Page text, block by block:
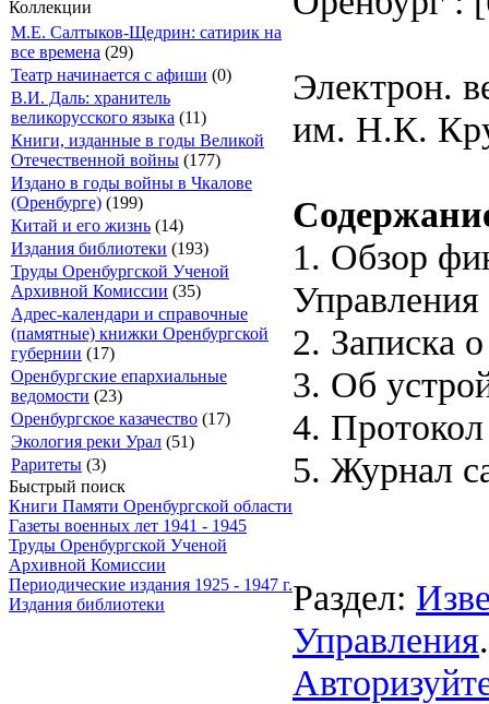
Коллекции
М.Е. Салтыков-Щедрин: сатирик на
все времена (29)
Театр начинается с афиши (0)
В.И. Даль: хранитель
великорусского языка (11)
Книги, изданные в годы Великой
Отечественной войны (177)
Издано в годы войны в Чкалове
(Оренбурге) (199)
Китай и его жизнь (14)
Издания библиотеки (193)
Труды Оренбургской Ученой
Архивной Комиссии (35)
Адрес-календари и справочные
(памятные) книжки Оренбургской
губернии (17)
Оренбургские епархиальные
ведомости (23)
Оренбургское казачество (17)
Экология реки Урал (51)
Раритеты (3)
Быстрый поиск
Книги Памяти Оренбургской области
Газеты военных лет 1941 - 1945
Труды Оренбургской Ученой
Архивной Комиссии
Периодические издания 1925 - 1947 г.
Издания библиотеки
Электрон.
им. Н.К.
1. Обзор
Управления
2. Записка
3. Об
4. Протокол
5. Журнал
Раздел:
Управления.